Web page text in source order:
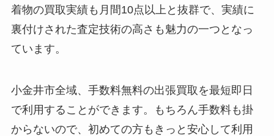
着物の買取実績も月間10点以上と抜群で、実績に
裏付けされた査定技術の高さも魅力の一つとなっ
ています。
小金井市全域、手数料無料の出張買取を最短即日
で利用することができます。もちろん手数料も掛
からないので、初めての方もきっと安心して利用